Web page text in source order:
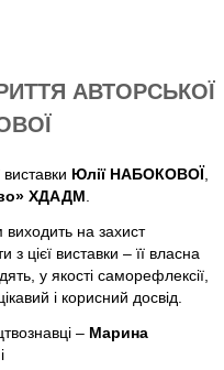
АВТОРСЬКОЇ
Юлії НАБОКОВОЇ,
ХДАДМ.
на захист
з цієї виставки – її власна
у якості саморефлексії,
і корисний досвід.
– Марина